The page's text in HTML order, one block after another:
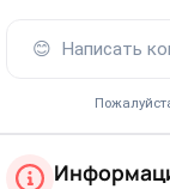
😊 Написать